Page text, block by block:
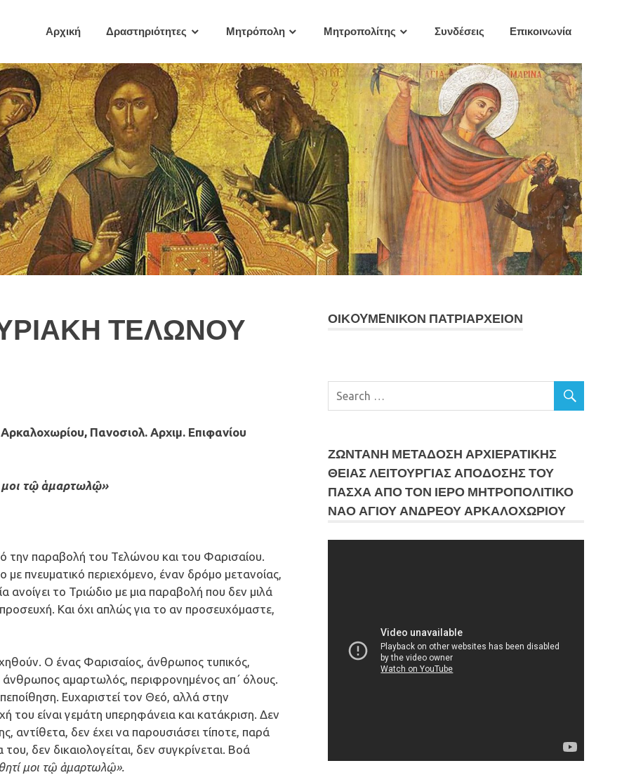
Αρχική Δραστηριότητες Μητρόπολη Μητροπολίτης Συνδέσεις Επικοινωνία
ΤΕΛΩΝΟΥ
Πανοσιολ. Αρχιμ. Επιφανίου
μοι τῷ ἁμαρτωλῷ»
την παραβολή του Τελώνου και του Φαρισαίου.
με πνευματικό περιεχόμενο, έναν δρόμο μετανοίας,
το Τριώδιο με μια παραβολή που δεν μιλά
Και όχι απλώς για το αν προσευχόμαστε,
Ο ένας Φαρισαίος, άνθρωπος τυπικός,
αμαρτωλός, περιφρονημένος απ΄ όλους.
Ευχαριστεί τον Θεό, αλλά στην
του είναι γεμάτη υπερηφάνεια και κατάκριση. Δεν
αντίθετα, δεν έχει να παρουσιάσει τίποτε, παρά
δεν δικαιολογείται, δεν συγκρίνεται. Βοά
μοι τῷ ἁμαρτωλῷ».
ΟΙΚOYΜEΝΙΚΟΝ ΠΑΤΡΙΑΡΧΕΙΟΝ
ΖΩΝΤΑΝΗ ΜΕΤΆΔΟΣΗ ΑΡΧΙΕΡΑΤΙΚΗΣ
ΘΕΙΑΣ ΛΕΙΤΟΥΡΓΙΑΣ ΑΠΟΔΟΣΗΣ ΤΟΥ
ΠΑΣΧΑ ΑΠΟ ΤΟΝ ΙΕΡΟ ΜΗΤΡΟΠΟΛΙΤΙΚΟ
ΝΑΟ ΑΓΙΟΥ ΑΝΔΡΕΟΥ ΑΡΚΑΛΟΧΩΡΙΟΥ